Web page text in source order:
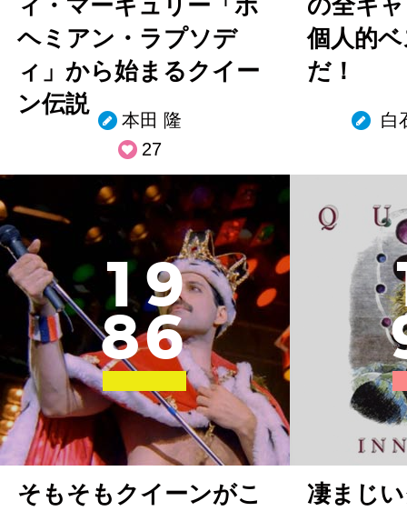
ィ・マーキュリー「ボ
ヘミアン・ラプソデ
ィ」から始まるクイー
ン伝説
本田 隆
27
の全キ
個人的
だ！
白
19
86
そもそもクイーンがこ
凄まじ